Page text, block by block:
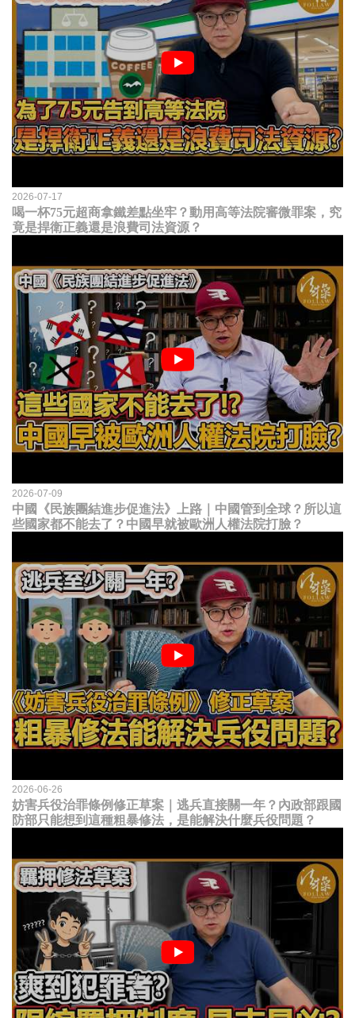
2026-07-17
喝一杯75元超商拿鐵差點坐牢？動用高等法院審微罪案，究
竟是捍衛正義還是浪費司法資源？
2026-07-09
中國《民族團結進步促進法》上路｜中國管到全球？所以這
些國家都不能去了？中國早就被歐洲人權法院打臉？
2026-06-26
妨害兵役治罪條例修正草案｜逃兵直接關一年？內政部跟國
防部只能想到這種粗暴修法，是能解決什麼兵役問題？